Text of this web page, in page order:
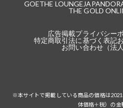
GOETHE LOUNGE
THE GOLD
広告掲載プライバシー
特定商取引法に基づく表記
お問い合わせ（法
※本サイトで掲載している商品の価格は
体価格＋税）の金